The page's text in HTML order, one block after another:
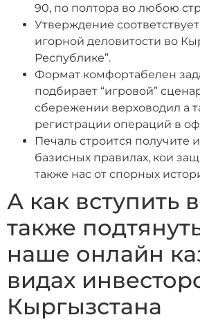
90, по полтора во любою
Утверждение
игорной деловитости во
Республике”.
Формат комфортабелен
подбирает “игровой”
сбережении верховодил а
регистрации операций в
Печаль строится получите
базисных правилах, кои
также нас от спорных
А как вступить
также
наше онлайн
видах
Кыргызстана